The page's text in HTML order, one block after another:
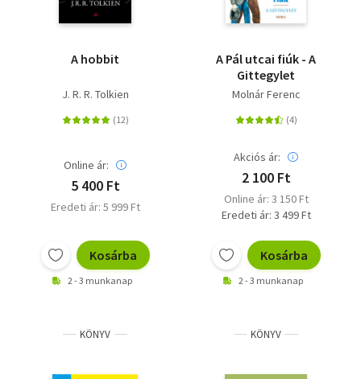
A hobbit
J. R. R. Tolkien
Online ár:
5 400 Ft
Eredeti ár: 5 999 Ft
Kosárba
2 - 3 munkanap
A Pál utcai fiúk - A
Gittegylet
Molnár Ferenc
Akciós ár:
2 100 Ft
Online ár: 3 150 Ft
Eredeti ár: 3 499 Ft
Kosárba
2 - 3 munkanap
KÖNYV KÖNYV